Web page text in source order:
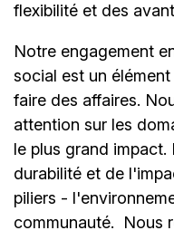
flexibilité et des
Notre engagement
social est un
faire des affaires.
attention sur les
le plus grand
durabilité et de
piliers -
communauté.
Nous